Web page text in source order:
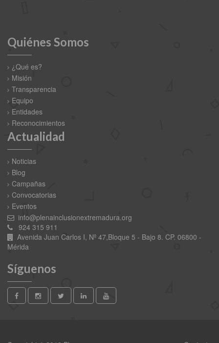
Quiénes Somos
¿Qué es?
Misión
Transparencia
Equipo
Entidades
Reconocimientos
Actualidad
Noticias
Blog
Campañas
Convocatorias
Eventos
info@plenainclusionextremadura.org
924 315 911
Avenida Juan Carlos I, Nº 47,Bloque 5 - Bajo 8. CP. 06800 -
Mérida
Síguenos